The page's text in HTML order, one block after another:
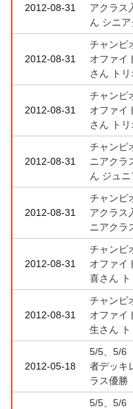
2012-08-31
アクラス
ん シニ
2012-08-31
チャンピ
オファイ
さん ト
2012-08-31
チャンピ
オファイ
さん ト
2012-08-31
チャンピ
ニアクラ
ん ジュ
2012-08-31
チャンピ
アクラス
ニアクラ
2012-08-31
チャンピ
オファイ
喜さん
2012-08-31
チャンピ
オファイ
生さん
2012-05-18
5/5、5/6
者デッキ
ラス優勝
5/5、5/6